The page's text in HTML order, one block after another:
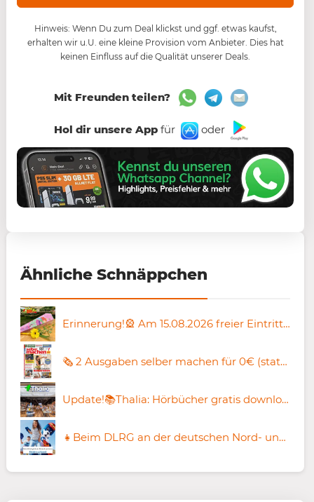
Hinweis: Wenn Du zum Deal klickst und ggf. etwas kaufst,
erhalten wir u.U. eine kleine Provision vom Anbieter. Dies hat
keinen Einfluss auf die Qualität unserer Deals.
Mit Freunden teilen?
Hol dir unsere Appfür oder
Ähnliche Schnäppchen
Erinnerung!🎡 Am 15.08.2026 freier Eintritt in den Sonnenlandpark für Schulanfänger
🗞️ 2 Ausgaben selber machen für 0€ (statt 10,50€) – aktiv kündigen!
Update!📚Thalia: Hörbücher gratis downloaden
👧Beim DLRG an der deutschen Nord- und Ostseeküste kostenloses Kindersuchband erhältlich